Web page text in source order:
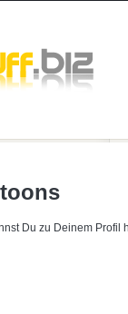
Du zu Deinem